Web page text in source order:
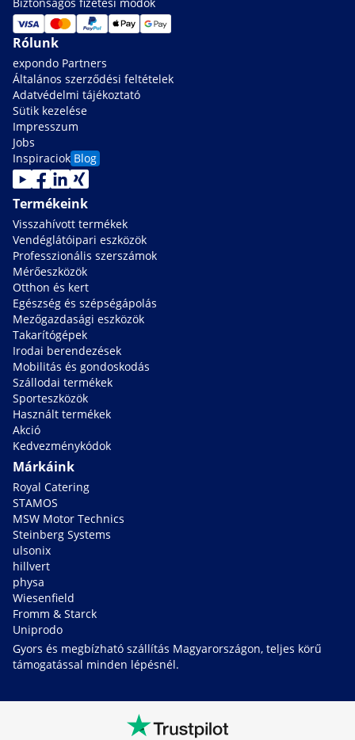
Rólunk
expondo Partners
Általános szerződési feltételek
Adatvédelmi tájékoztató
Sütik kezelése
Impresszum
Jobs
Inspiraciok Blog
Termékeink
Visszahívott termékek
Vendéglátóipari eszközök
Professzionális szerszámok
Mérőeszközök
Otthon és kert
Egészség és szépségápolás
Mezőgazdasági eszközök
Takarítógépek
Irodai berendezések
Mobilitás és gondoskodás
Szállodai termékek
Sporteszközök
Használt termékek
Akció
Kedvezménykódok
Márkáink
Royal Catering
STAMOS
MSW Motor Technics
Steinberg Systems
ulsonix
hillvert
physa
Wiesenfield
Fromm & Starck
Uniprodo
Gyors és megbízható szállítás Magyarországon, teljes körű
támogatással minden lépésnél.